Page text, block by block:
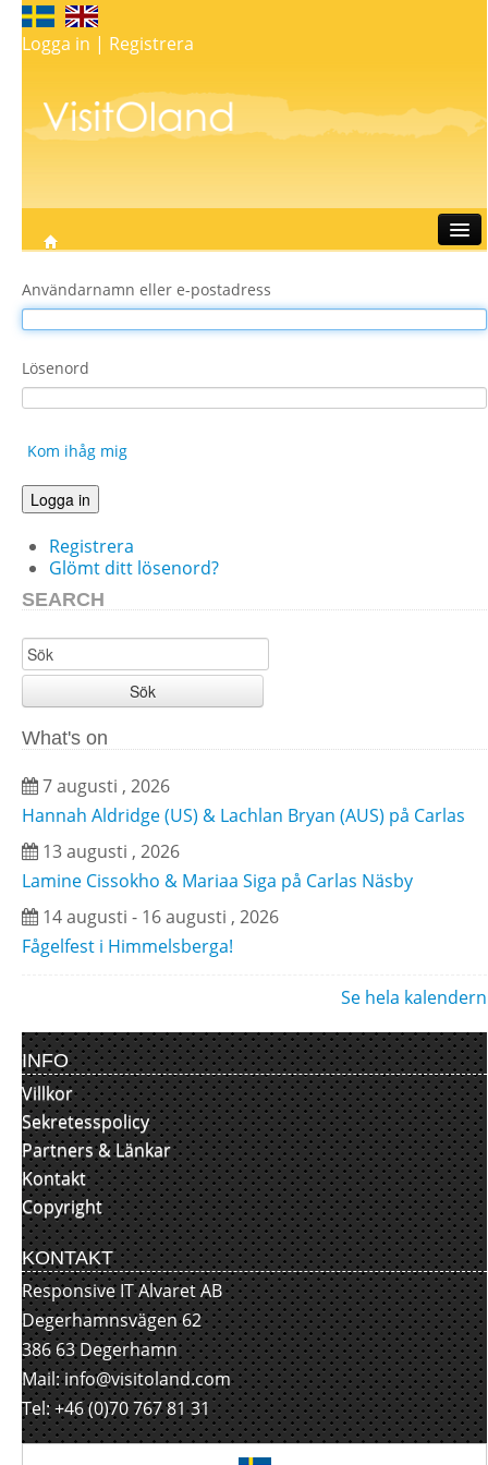
Logga in | Registrera
Bo
Äta
Göra
Shopping
My map
Användarnamn eller e-postadress
Lösenord
Kom ihåg mig
Logga in
Registrera
Glömt ditt lösenord?
SEARCH
Sök
What's on
7 augusti , 2026
Hannah Aldridge (US) & Lachlan Bryan (AUS) på Carlas
13 augusti , 2026
Lamine Cissokho & Mariaa Siga på Carlas Näsby
14 augusti - 16 augusti , 2026
Fågelfest i Himmelsberga!
Se hela kalendern
INFO
Villkor
Sekretesspolicy
Partners & Länkar
Kontakt
Copyright
KONTAKT
Responsive IT Alvaret AB
Degerhamnsvägen 62
386 63 Degerhamn
Mail:info@visitoland.com
Tel: +46 (0)70 767 81 31